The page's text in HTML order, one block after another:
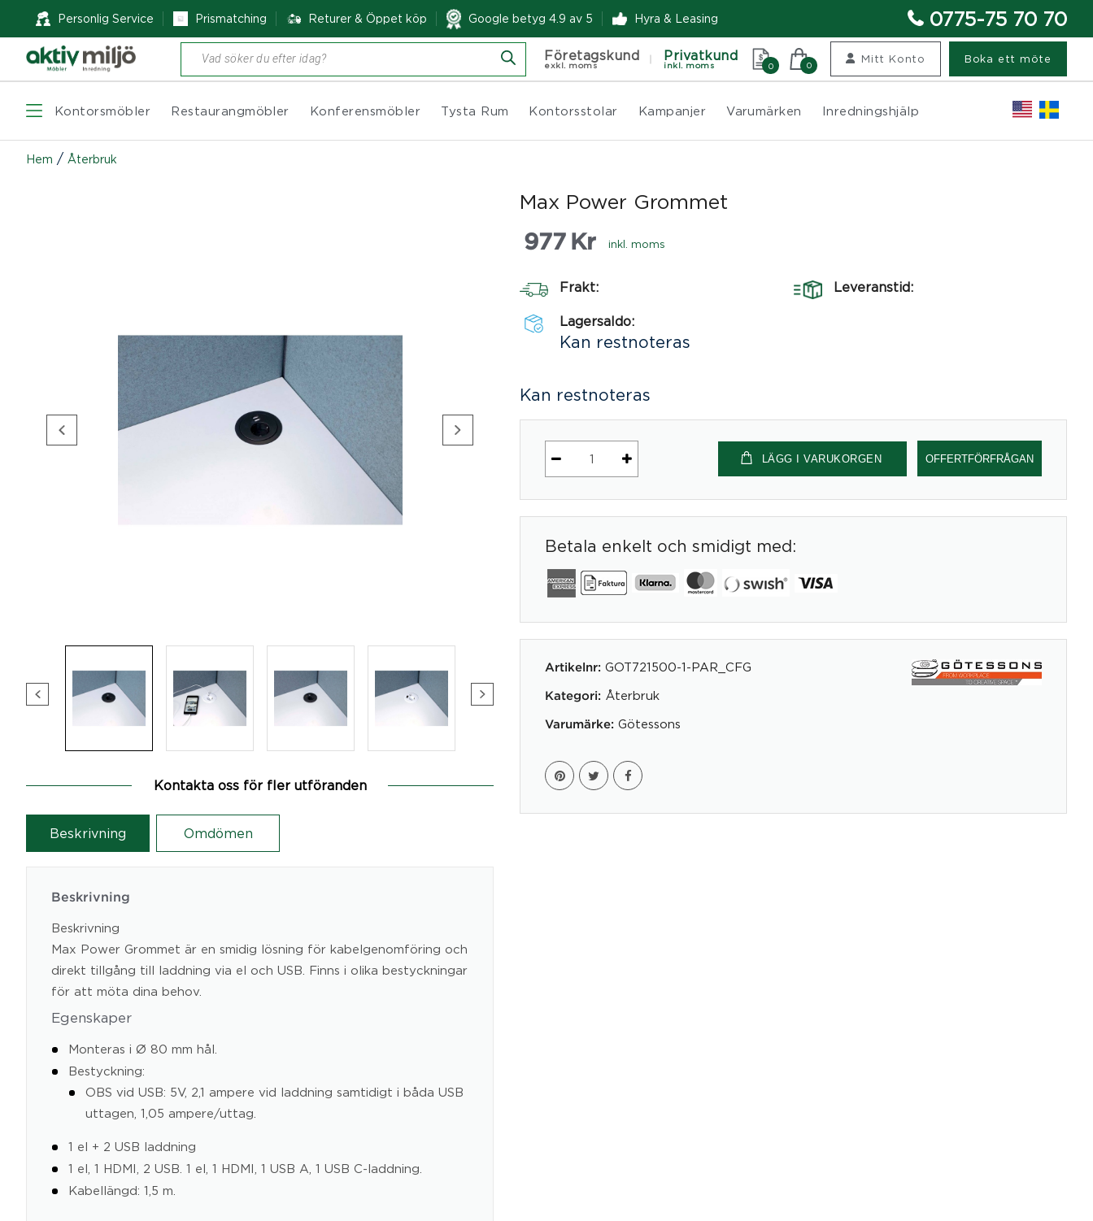
Personlig Service Prismatching Returer & Öppet köp Google betyg 4.9 av 5 Hyra & Leasing 0775-75 70 70
Produktsökning Företagskund
exkl. moms
Privatkund
inkl. moms 0 0
Mitt Konto Boka ett möte
Kontorsmöbler Restaurangmöbler Konferensmöbler Tysta Rum Kontorsstolar Kampanjer Varumärken Inredningshjälp
Hem / Återbruk
Kontakta oss för fler utföranden
Beskrivning Omdömen
Beskrivning
Beskrivning
Max Power Grommet är en smidig lösning för kabelgenomföring och
direkt tillgång till laddning via el och USB. Finns i olika bestyckningar
för att möta dina behov.
Egenskaper
Monteras i Ø 80 mm hål.
Bestyckning:
OBS vid USB: 5V, 2,1 ampere vid laddning samtidigt i båda USB
uttagen, 1,05 ampere/uttag.
1 el + 2 USB laddning
1 el, 1 HDMI, 2 USB. 1 el, 1 HDMI, 1 USB A, 1 USB C-laddning.
Kabellängd: 1,5 m.
Max Power Grommet
977 Kr inkl. moms
Frakt: Leveranstid:
Lagersaldo:
Kan restnoteras
Kan restnoteras
LÄGG I VARUKORGEN OFFERTFÖRFRÅGAN
Betala enkelt och smidigt med:
Artikelnr: GOT721500-1-PAR_CFG
Kategori: Återbruk
Varumärke: Götessons